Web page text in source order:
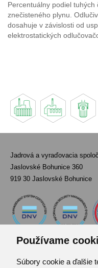
Používame
Súbory cookie a ďalšie
Percentuálny podiel
znečisteného plynu.
dosahuje v závislosti od
elektrostatických
Jadrová a vyraďovacia
Jaslovské Bohunice 360
919 30 Jaslovské Bohunice
Kontakt